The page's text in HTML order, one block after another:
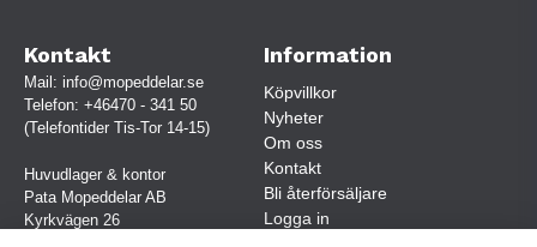
Kontakt
Mail: info@mopeddelar.se
Telefon: +46470 - 341 50
(Telefontider Tis-Tor 14-15)
Huvudlager & kontor
Pata Mopeddelar AB
Kyrkvägen 26
Information
Köpvillkor
Nyheter
Om oss
Kontakt
Bli återförsäljare
Logga in